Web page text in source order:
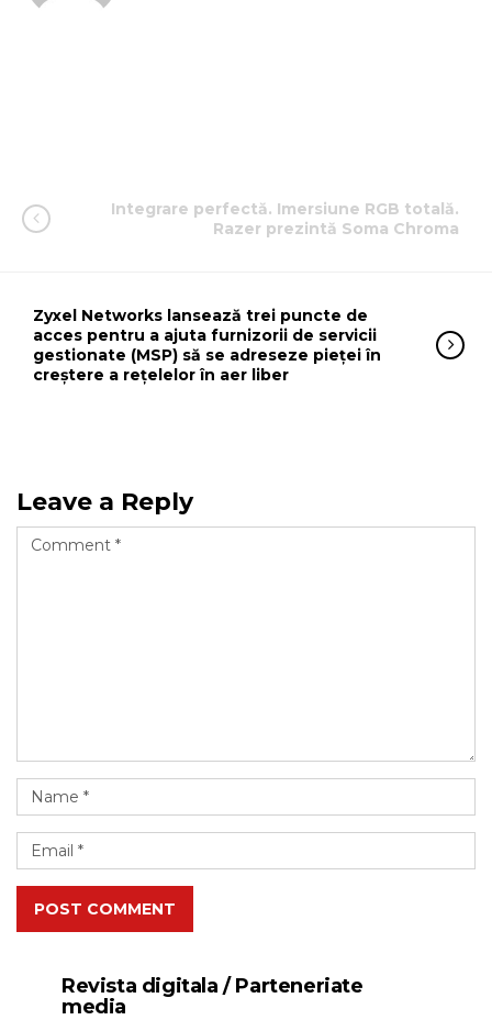
Integrare perfectă. Imersiune RGB totală.
Razer prezintă Soma Chroma
Zyxel Networks lansează trei puncte de
acces pentru a ajuta furnizorii de servicii
gestionate (MSP) să se adreseze pieței în
creștere a rețelelor în aer liber
Leave a Reply
POST COMMENT
Revista digitala / Parteneriate
media